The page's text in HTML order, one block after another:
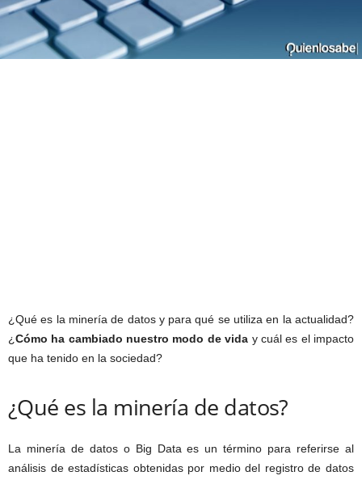
¿Qué es la minería de datos y para qué se utiliza en la actualidad?
¿Cómo ha cambiado nuestro modo de vida y cuál es el impacto
que ha tenido en la sociedad?
¿Qué es la minería de datos?
La minería de datos o Big Data es un término para referirse al
análisis de estadísticas obtenidas por medio del registro de datos